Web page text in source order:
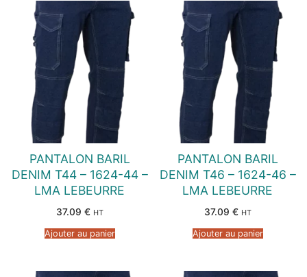
PANTALON BARIL
DENIM T44 – 1624-44 –
LMA LEBEURRE
37.09 € HT
Ajouter au panier
PANTALON BARIL
DENIM T46 – 1624-46 –
LMA LEBEURRE
37.09 € HT
Ajouter au panier